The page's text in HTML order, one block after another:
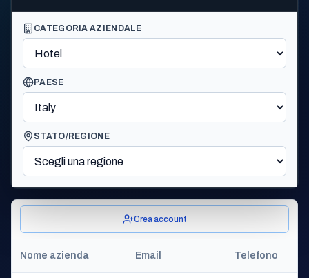
CATEGORIA AZIENDALE
PAESE
STATO/REGIONE
Crea account
Nome azienda Email Telefono